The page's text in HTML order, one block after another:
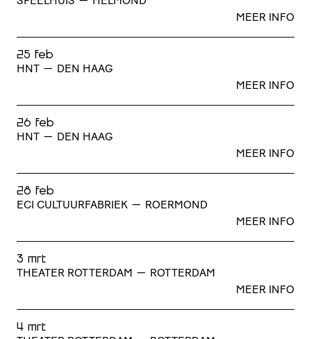
MEER INFO
25 feb
HNT — DEN HAAG
MEER INFO
26 feb
HNT — DEN HAAG
MEER INFO
28 feb
ECI CULTUURFABRIEK — ROERMOND
MEER INFO
3 mrt
THEATER ROTTERDAM — ROTTERDAM
MEER INFO
4 mrt